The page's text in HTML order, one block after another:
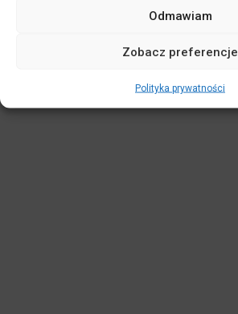
Odmawiam
Zobacz preferencje
Polityka prywatności
REGULAMINY
WIRTUALNY SPACER